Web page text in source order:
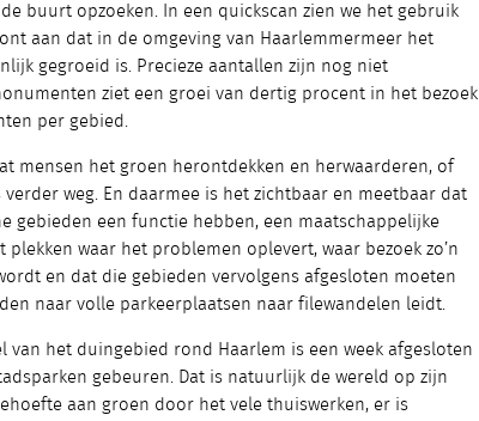
buurt opzoeken. In een quickscan zien we het gebruik
aan dat in de omgeving van Haarlemmermeer het
gegroeid is. Precieze aantallen zijn nog niet
ziet een groei van dertig procent in het bezoek
per gebied.
mensen het groen herontdekken en herwaarderen, of
weg. En daarmee is het zichtbaar en meetbaar dat
gebieden een functie hebben, een maatschappelijke
waar het problemen oplevert, waar bezoek zo’n
en dat die gebieden vervolgens afgesloten moeten
naar volle parkeerplaatsen naar filewandelen leidt.
van het duingebied rond Haarlem is een week afgesloten
gebeuren. Dat is natuurlijk de wereld op zijn
aan groen door het vele thuiswerken, er is